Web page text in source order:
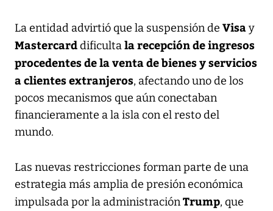
La entidad advirtió que la suspensión de Visay
Mastercarddificultala recepción de ingresos
procedentes de la venta de bienes y servicios
a clientes extranjeros, afectando uno de los
pocos mecanismos que aún conectaban
financieramente a la isla con el resto del
mundo.
Las nuevas restricciones forman parte de una
estrategia más amplia de presión económica
impulsada por la administraciónTrump, que